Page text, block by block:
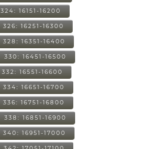
324: 16151-16200
326: 16251-16300
328: 16351-16400
330: 16451-16500
332: 16551-16600
334: 16651-16700
336: 16751-16800
338: 16851-16900
340: 16951-17000